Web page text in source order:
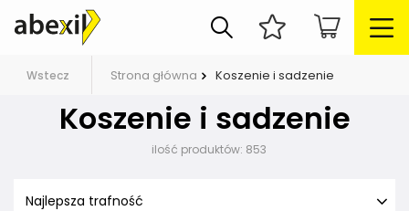
Wstecz Strona główna Koszenie i sadzenie
Koszenie i sadzenie
ilość produktów: 853
Najlepsza trafność